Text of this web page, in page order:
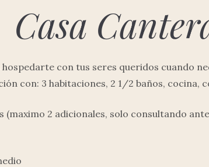
Casa
hospedarte con tus seres queridos cuando
con: 3 habitaciones, 2 1/2 baños, cocina,
(maximo 2 adicionales, solo consultando